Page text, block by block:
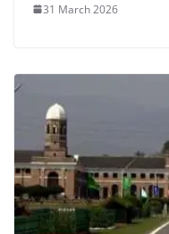
31 March 2026